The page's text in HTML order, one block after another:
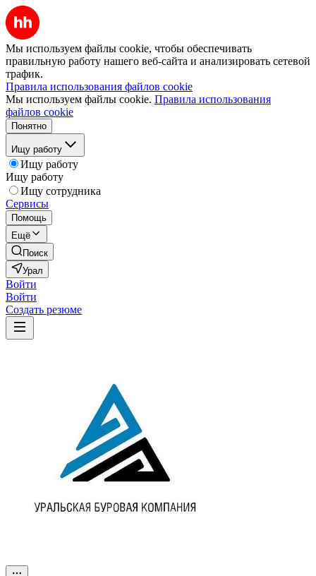
Мы используем файлы cookie, чтобы обеспечивать
правильную работу нашего веб-сайта и анализировать сетевой
трафик.
Правила использования файлов cookie
Мы используем файлы cookie. Правила использования
файлов cookie
Понятно
Ищу работу
Ищу работу
Ищу работу
Ищу сотрудника
Сервисы
Помощь
Ещё
Поиск
Урал
Войти
Войти
Создать резюме